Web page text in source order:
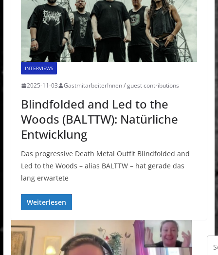
INTERVIEWS
2025-11-03 GastmitarbeiterInnen / guest contributions
Blindfolded and Led to the
Woods (BALTTW): Natürliche
Entwicklung
Das progressive Death Metal Outfit Blindfolded and
Led to the Woods – alias BALTTW – hat gerade das
lang erwartete
Weiterlesen